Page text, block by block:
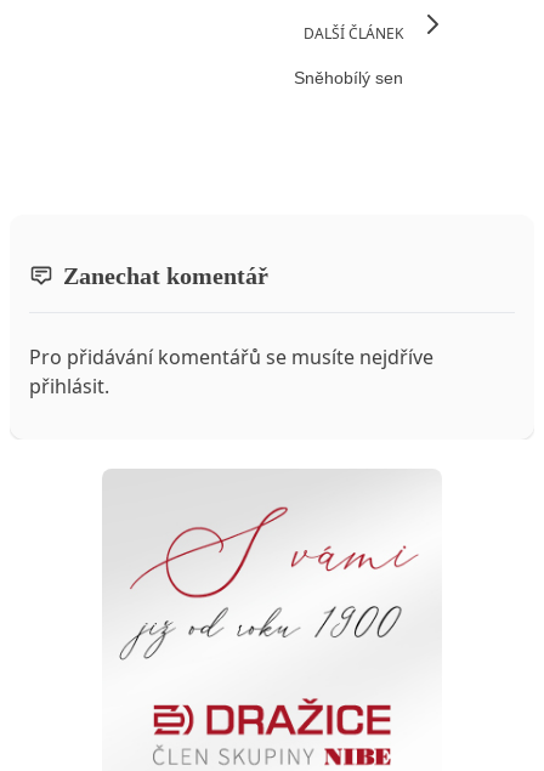
DALŠÍ ČLÁNEK
Sněhobílý sen
Zanechat komentář
Pro přidávání komentářů se musíte nejdříve
přihlásit.